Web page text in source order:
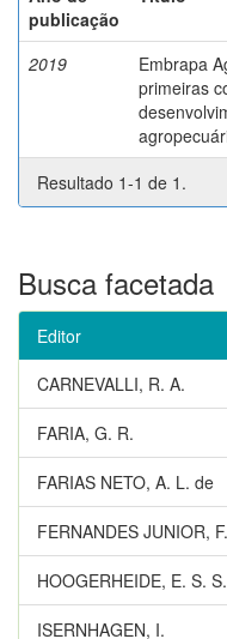
publicação
2019
Embrapa
primeiras
Resultado 1-1 de 1.
Busca facetada
Editor
CARNEVALLI, R. A.
FARIA, G. R.
FARIAS NETO, A. L. de
FERNANDES JUNIOR, F.
HOOGERHEIDE, E. S. S.
ISERNHAGEN, I.